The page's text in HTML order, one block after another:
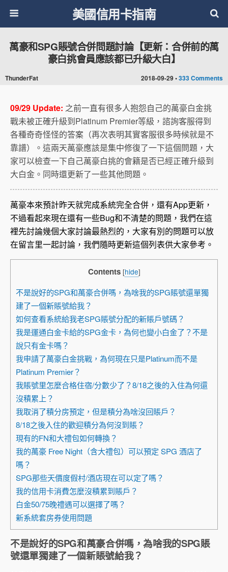
美國信用卡指南
2018-09-29 •333 Comments
萬豪和SPG賬號合併問題討論【更新：合併前的萬
豪白挑會員應該都已升級大白】
ThunderFat
09/29 Update: 之前一直有很多人抱怨自己的萬豪白金挑
戰未被正確升級到Platinum Premier等級，諮詢客服得到
各種奇奇怪怪的答案（再次表明其實客服很多時候就是不
靠譜）。這兩天萬豪應該是集中修復了一下這個問題，大
家可以檢查一下自己萬豪白挑的會籍是否已經正確升級到
大白金。同時還更新了一些其他問題。
萬豪本來預計昨天就完成系統完全合併，還有App更新，
不過看起來現在還有一些Bug和不清楚的問題，我們在這
裡先討論幾個大家討論最熱烈的，大家有別的問題可以放
在留言里一起討論，我們隨時更新這個列表供大家參考。
Contents [hide]
不是說好的SPG和萬豪合併嗎，為啥我的SPG賬號還單獨
建了一個新賬號給我？
如何查看系統給我老SPG賬號分配的新賬戶號碼？
我是運通白金卡給的SPG金卡，為何也變小白金了？不是
說只有金卡嗎？
我申請了萬豪白金挑戰，為何現在只是Platinum而不是
Platinum Premier？
我賬號里怎麼合格住宿/分數少了？8/18之後的入住為何還
沒積累上？
我取消了積分房預定，但是積分為啥沒回賬戶？
8/18之後入住的歡迎積分為何沒到賬？
現有的FN和大禮包如何轉換？
我的萬豪 Free Night（含大禮包）可以預定 SPG 酒店了
嗎？
SPG那些天價度假村/酒店現在可以定了嗎？
我的信用卡消費怎麼沒積累到賬戶？
白金50/75晚禮遇可以選擇了嗎？
新系統套房券使用問題
不是說好的SPG和萬豪合併嗎，為啥我的SPG賬
號還單獨建了一個新賬號給我？